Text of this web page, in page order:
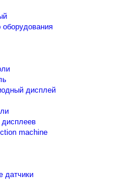
оборудования
дисплей
дисплеев
machine
датчики